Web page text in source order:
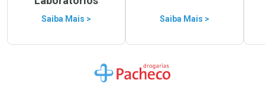
Saiba Mais > Saiba Mais >
Ir para a Home